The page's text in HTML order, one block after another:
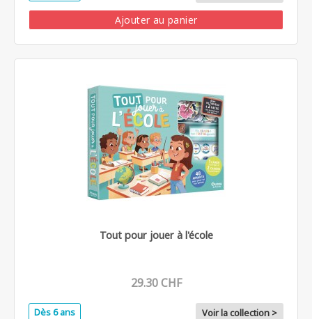
Ajouter au panier
Tout pour jouer à l'école
29.30 CHF
Dès 6 ans Voir la collection >